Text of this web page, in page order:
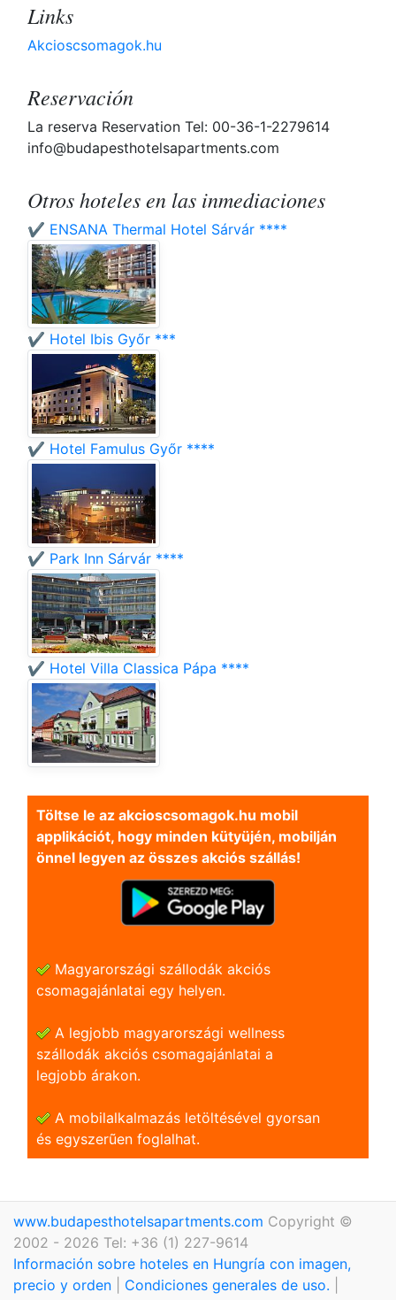
Links
Akcioscsomagok.hu
Reservación
La reserva Reservation Tel: 00-36-1-2279614
info@budapesthotelsapartments.com
Otros hoteles en las inmediaciones
✔️ ENSANA Thermal Hotel Sárvár ****
✔️ Hotel Ibis Győr ***
✔️ Hotel Famulus Győr ****
✔️ Park Inn Sárvár ****
✔️ Hotel Villa Classica Pápa ****
Töltse le az akcioscsomagok.hu mobil
applikációt, hogy minden kütyüjén, mobilján
önnel legyen az összes akciós szállás!
Magyarországi szállodák akciós
csomagajánlatai egy helyen.
A legjobb magyarországi wellness
szállodák akciós csomagajánlatai a
legjobb árakon.
A mobilalkalmazás letöltésével gyorsan
és egyszerũen foglalhat.
www.budapesthotelsapartments.com Copyright ©
2002 - 2026 Tel: +36 (1) 227-9614
Información sobre hoteles en Hungría con imagen,
precio y orden
Condiciones generales de uso.